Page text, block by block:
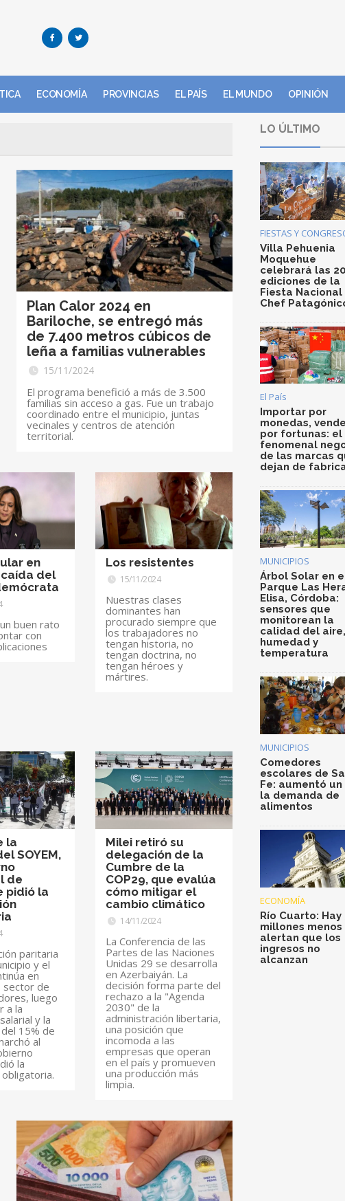
ECONOMÍA PROVINCIAS EL PAÍS EL MUNDO OPINIÓN
Plan Calor 2024 en
Bariloche, se entregó más
de 7.400 metros cúbicos de
leña a familias vulnerables
15/11/2024
El programa benefició a más de 3.500
familias sin acceso a gas. Fue un trabajo
coordinado entre el municipio, juntas
vecinales y centros de atención
territorial.
en
caída del
buen rato
con
Los resistentes
15/11/2024
Nuestras clases
dominantes han
procurado siempre que
los trabajadores no
tengan historia, no
tengan doctrina, no
tengan héroes y
mártires.
la
SOYEM,
de
pidió la
paritaria
y el
en
sector de
luego
a la
y la
15% de
al
la
obligatoria.
Milei retiró su
delegación de la
Cumbre de la
COP29, que evalúa
cómo mitigar el
cambio climático
14/11/2024
La Conferencia de las
Partes de las Naciones
Unidas 29 se desarrolla
en Azerbaiyán. La
decisión forma parte del
rechazo a la "Agenda
2030" de la
administración libertaria,
una posición que
incomoda a las
empresas que operan
en el país y promueven
una producción más
limpia.
LO ÚLTIMO
FIESTAS Y
Villa Pehuenia
Moquehue
celebrará las
ediciones de la
Fiesta
Chef
El País
Importar por
monedas,
por fortunas: el
fenomenal
de las marcas
dejan de
MUNICIPIOS
Árbol Solar en
Parque Las
Elisa, Córdoba:
sensores que
monitorean la
calidad del aire,
humedad y
temperatura
MUNICIPIOS
Comedores
escolares de
Fe: aumentó un
la demanda de
alimentos
ECONOMÍA
Río Cuarto: Hay
millones menos
alertan que los
ingresos no
alcanzan